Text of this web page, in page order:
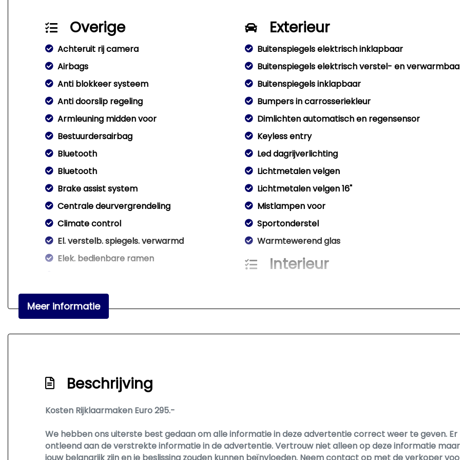
Overige
Achteruit rij camera
Airbags
Anti blokkeer systeem
Anti doorslip regeling
Armleuning midden voor
Bestuurdersairbag
Bluetooth
Bluetooth
Brake assist system
Centrale deurvergrendeling
Climate control
El. verstelb. spiegels. verwarmd
Elek. bedienbare ramen
Elektronische remkrachtverdeling
Hoofd airbag(s) achter
Knie airbag(s)
Mistlampen
Onderhoudsboekje aanwezig
Park control voor en achter
Exterieur
Buitenspiegels elektrisch inklapbaar
Buitenspiegels elektrisch verstel- en
Buitenspiegels inklapbaar
Bumpers in carrosseriekleur
Dimlichten automatisch en regensensor
Keyless entry
Led dagrijverlichting
Lichtmetalen velgen
Lichtmetalen velgen 16"
Mistlampen voor
Sportonderstel
Warmtewerend glas
Interieur
Electronic climate control
Meer informatie
Beschrijving
Kosten Rijklaarmaken Euro 295.-
We hebben ons uiterste best gedaan om alle informatie in deze advertentie correct weer te geven.
ontleend aan de verstrekte informatie in de advertentie. Vertrouw niet alleen op deze informatie